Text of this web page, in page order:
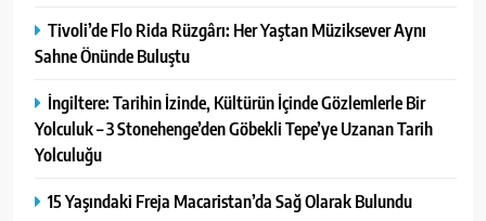
Tivoli’de Flo Rida Rüzgârı: Her Yaştan Müziksever Aynı
Sahne Önünde Buluştu
İngiltere: Tarihin İzinde, Kültürün İçinde Gözlemlerle Bir
Yolculuk – 3 Stonehenge’den Göbekli Tepe’ye Uzanan Tarih
Yolculuğu
15 Yaşındaki Freja Macaristan’da Sağ Olarak Bulundu